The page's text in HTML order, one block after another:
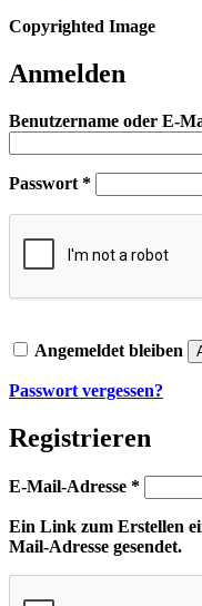
Copyrighted Image
Anmelden
Benutzername oder E-
Passwort *Erforderlich
Angemeldet bleiben
Passwort vergessen?
Registrieren
E-Mail-Adresse *
Ein Link zum Erstellen
Mail-Adresse gesendet.